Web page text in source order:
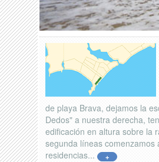
de playa Brava, dejamos la
Dedos" a nuestra derecha,
edificación en altura sobre la
segunda líneas comenzamos
residencias...
+